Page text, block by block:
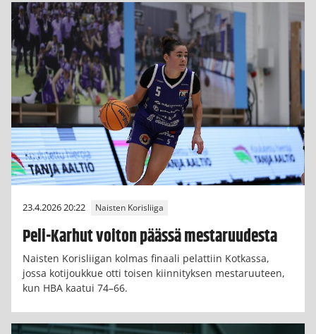
23.4.2026 20:22 Naisten Korisliiga
Peli-Karhut voiton päässä mestaruudesta
Naisten Korisliigan kolmas finaali pelattiin Kotkassa,
jossa kotijoukkue otti toisen kiinnityksen mestaruuteen,
kun HBA kaatui 74–66.